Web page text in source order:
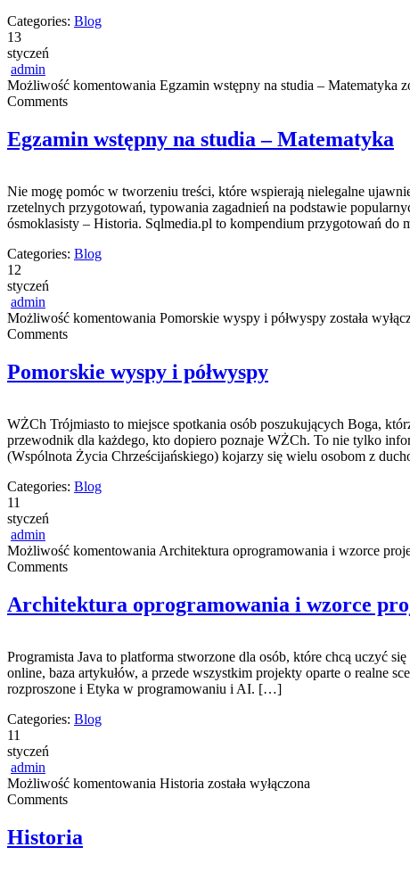
Categories: Blog
13
styczeń
admin
Możliwość komentowania Egzamin wstępny na studia – Matematyka
Comments
Egzamin wstępny na studia – Matematyka
Nie mogę pomóc w tworzeniu treści, które wspierają nielegalne
rzetelnych przygotowań, typowania zagadnień na podstawie
ósmoklasisty – Historia. Sqlmedia.pl to kompendium przygotowań
Categories: Blog
12
styczeń
admin
Możliwość komentowania Pomorskie wyspy i półwyspy została
Comments
Pomorskie wyspy i półwyspy
WŻCh Trójmiasto to miejsce spotkania osób poszukujących Boga,
przewodnik dla każdego, kto dopiero poznaje WŻCh. To nie tylko
(Wspólnota Życia Chrześcijańskiego) kojarzy się wielu osobom z
Categories: Blog
11
styczeń
admin
Możliwość komentowania Architektura oprogramowania i wzorce
Comments
Architektura oprogramowania i wzorce
Programista Java to platforma stworzone dla osób, które chcą uczyć
online, baza artykułów, a przede wszystkim projekty oparte o realne
rozproszone i Etyka w programowaniu i AI. […]
Categories: Blog
11
styczeń
admin
Możliwość komentowania Historia została wyłączona
Comments
Historia